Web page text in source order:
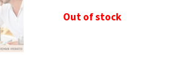
Out of stock